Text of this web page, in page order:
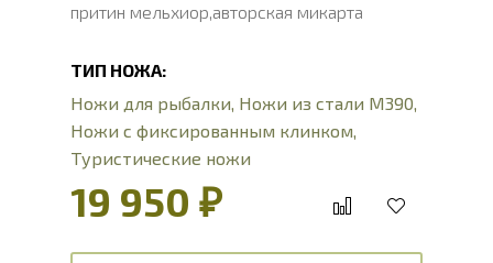
притин мельхиор,авторская микарта
ТИП НОЖА:
Ножи для рыбалки, Ножи из стали М390,
Ножи с фиксированным клинком,
Туристические ножи
19 950 ₽